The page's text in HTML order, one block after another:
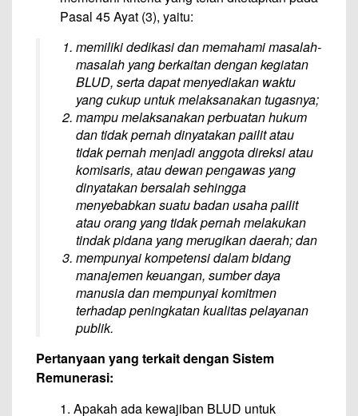
Pasal 45 Ayat (3), yaitu:
memiliki dedikasi dan memahami masalah-
masalah yang berkaitan dengan kegiatan
BLUD, serta dapat menyediakan waktu
yang cukup untuk melaksanakan tugasnya;
mampu melaksanakan perbuatan hukum
dan tidak pernah dinyatakan pailit atau
tidak pernah menjadi anggota direksi atau
komisaris, atau dewan pengawas yang
dinyatakan bersalah sehingga
menyebabkan suatu badan usaha pailit
atau orang yang tidak pernah melakukan
tindak pidana yang merugikan daerah; dan
mempunyai kompetensi dalam bidang
manajemen keuangan, sumber daya
manusia dan mempunyai komitmen
terhadap peningkatan kualitas pelayanan
publik.
Pertanyaan yang terkait dengan Sistem
Remunerasi:
1. Apakah ada kewajiban BLUD untuk